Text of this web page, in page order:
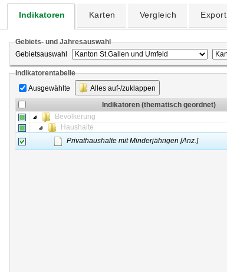
Indikatoren Karten Vergleich Export
Gebiets- und Jahresauswahl
Gebietsauswahl
Indikatorentabelle
Ausgewählte
Alles auf-/zuklappen
Indikatoren (thematisch geordnet)
Bevölkerung
Haushalte
Privathaushalte mit Minderjährigen [Anz.]